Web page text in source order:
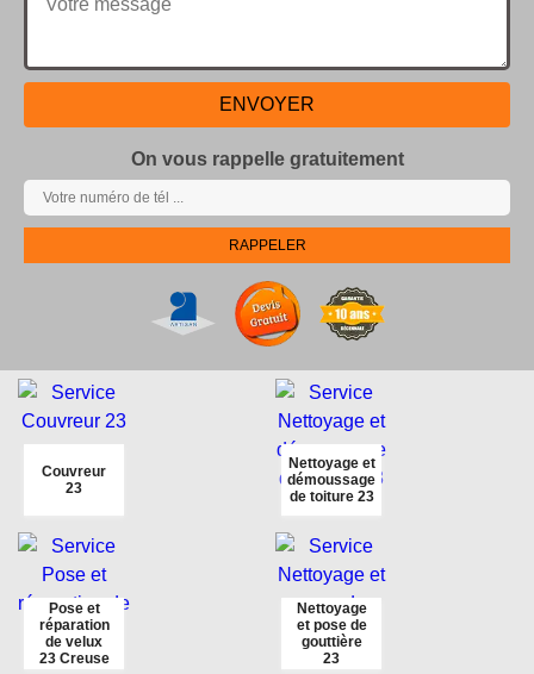
On vous rappelle gratuitement
Couvreur
23
Nettoyage et
démoussage
de toiture 23
Pose et
réparation
de velux
23 Creuse
Nettoyage
et pose de
gouttière
23